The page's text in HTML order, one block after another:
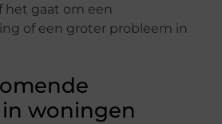
het gaat om een
of een groter probleem in
woningen